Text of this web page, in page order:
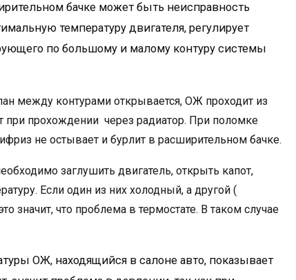
бачке может быть неисправность
температуру двигателя, регулирует
по большому и малому контуру системы
между контурами открывается, ОЖ проходит из
при прохождении через радиатор. При поломке
не остывает и бурлит в расширительном бачке.
заглушить двигатель, открыть капот,
Если один из них холодный, а другой (
значит, что проблема в термостате. В таком случае
ОЖ, находящийся в салоне авто, показывает